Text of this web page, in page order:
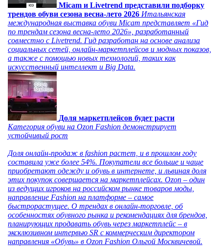
Micam и Livetrend представили подборку
трендов обуви сезона весна-лето 2026 Итальянская
международная выставка обуви Micam представляет «Гид
по трендам сезона весна-лето 2026», разработанный
совместно с Livetrend. Гид разработан на основе анализа
социальных сетей, онлайн-маркетплейсов и модных показов,
а также с помощью новых технологий, таких как
искусственный интеллект и Big Data.
Доля маркетплейсов будет расти
Категория обуви на Ozon Fashion демонстрирует
устойчивый рост
Доля онлайн-продаж в fashion растет, и в прошлом году
составила уже более 54%. Покупатели все больше и чаще
приобретают одежду и обувь в интернете, и львиная доля
этих покупок совершается на маркетплейсах. Ozon – один
из ведущих игроков на российском рынке товаров моды,
направление Fashion на платформе – самое
быстрорастущее. О трендах в онлайн-торговле, об
особенностях обувного рынка и рекомендациях для брендов,
планирующих продавать обувь через маркетплейс – в
эксклюзивном интервью SR с коммерческим директором
направления «Обувь» в Ozon Fashion Ольгой Москвичевой.